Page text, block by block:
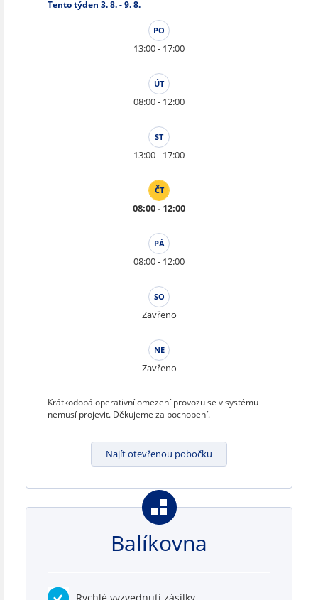
Tento týden 3. 8. - 9. 8.
PO
13:00 - 17:00
ÚT
08:00 - 12:00
ST
13:00 - 17:00
ČT
08:00 - 12:00
PÁ
08:00 - 12:00
SO
Zavřeno
NE
Zavřeno
Krátkodobá operativní omezení provozu se v systému
nemusí projevit. Děkujeme za pochopení.
Najít otevřenou pobočku
Balíkovna